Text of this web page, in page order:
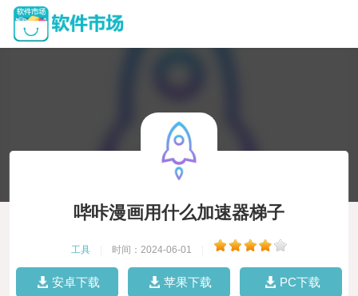
哔咔漫画用什么加速器梯子
工具 时间：2024-06-01
安卓下载 苹果下载 PC下载